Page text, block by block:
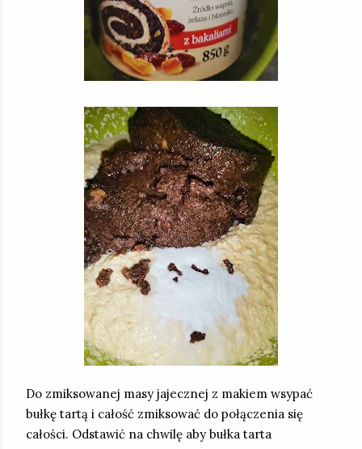
Do zmiksowanej masy jajecznej z makiem wsypać
bułkę tartą i całość zmiksować do połączenia się
całości. Odstawić na chwilę aby bułka tarta